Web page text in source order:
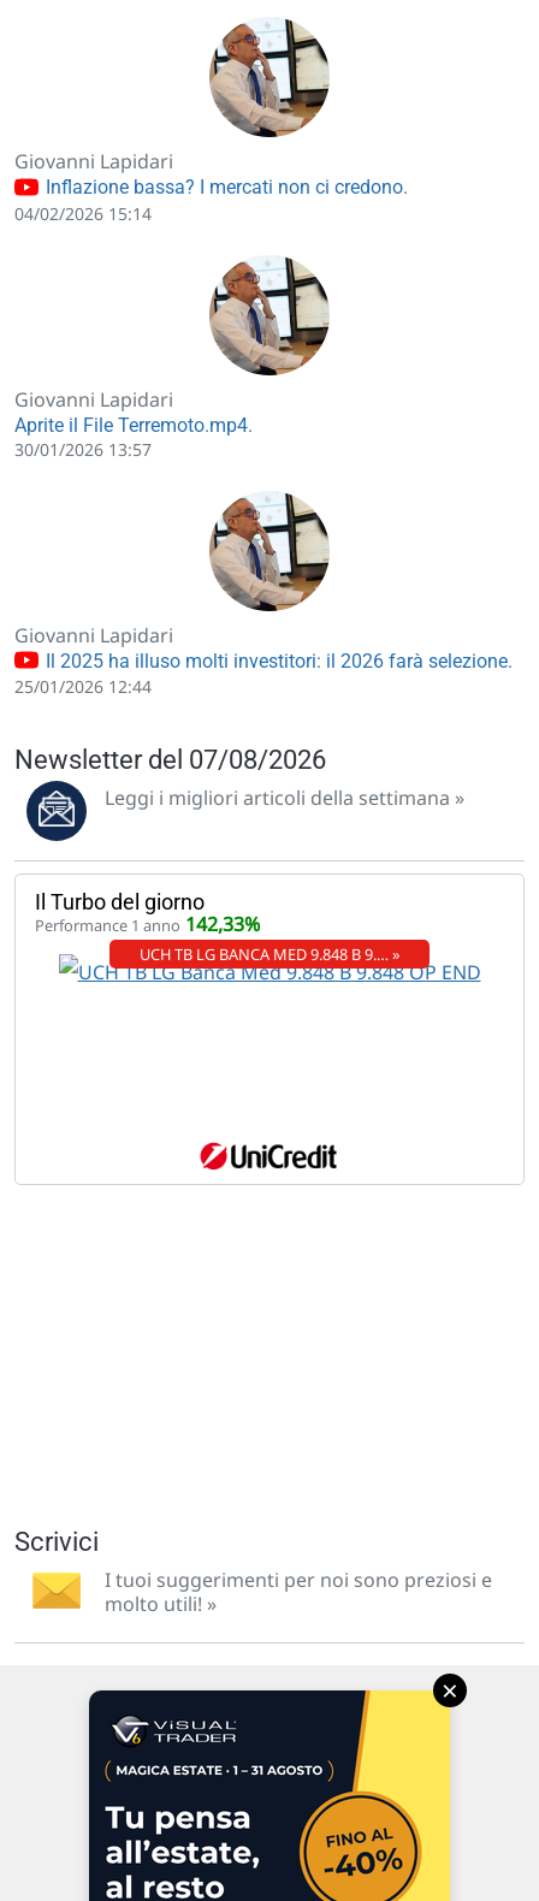
Giovanni Lapidari
Inflazione bassa? I mercati non ci credono.
04/02/2026 15:14
Giovanni Lapidari
Aprite il File Terremoto.mp4.
30/01/2026 13:57
Giovanni Lapidari
Il 2025 ha illuso molti investitori: il 2026 farà selezione.
25/01/2026 12:44
Newsletter del 07/08/2026
Leggi i migliori articoli della settimana »
Il Turbo del giorno
Performance 1 anno 142,33%
UCH TB LG BANCA MED 9.848 B 9.… »
Scrivici
I tuoi suggerimenti per noi sono preziosi e
molto utili! »
47923 Rimini
P.IVA 02 452 460 401
Chi siamo
×